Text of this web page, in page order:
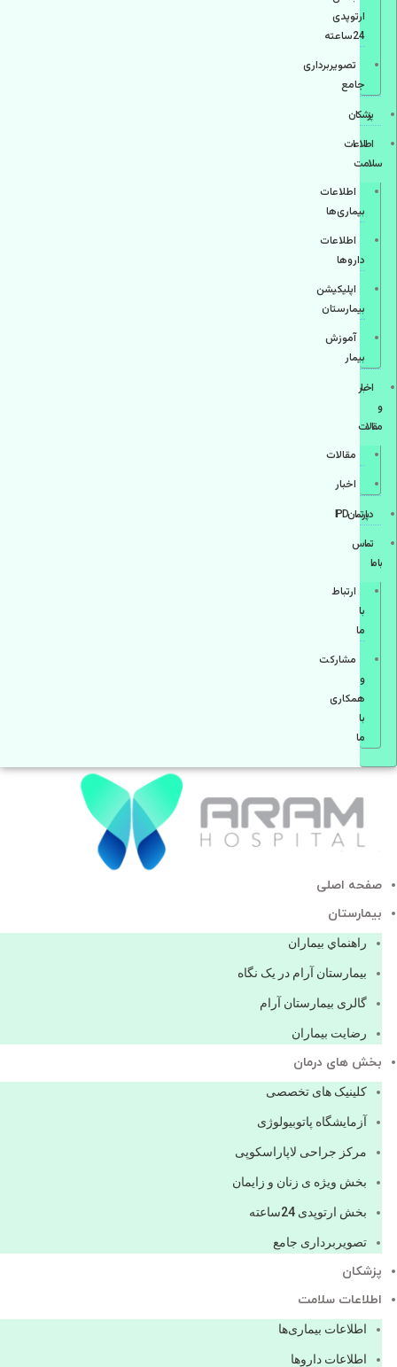
ارتوپدی
24ساعته
تصویربرداری
جامع
پزشكان
اطلاعات
سلامت
اطلاعات
بیماری‌ها
اطلاعات
دارو‌ها
اپليكيشن
بيمارستان
آموزش
بیمار
اخبار
و
مقالات
مقالات
اخبار
دپارتمانIPD
تماس
با ما
ارتباط
با
ما
مشاركت
و
همكاری
با
ما
صفحه اصلی
بيمارستان
راهنماي بیماران
بیمارستان آرام در یک نگاه
گالری بیمارستان آرام
رضایت بیماران
بخش های درمان
کلینیک های تخصصی
آزمایشگاه پاتوبیولوژی
مرکز جراحی لاپاراسکوپی
بخش ویژه ی زنان و زایمان
بخش ارتوپدی 24ساعته
تصویربرداری جامع
پزشكان
اطلاعات سلامت
اطلاعات بیماری‌ها
اطلاعات دارو‌ها